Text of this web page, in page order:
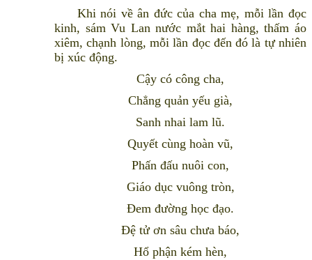
Khi nói về ân đức của cha mẹ, mỗi lần đọc
kinh, sám Vu Lan nước mắt hai hàng, thấm áo
xiêm, chạnh lòng, mỗi lần đọc đến đó là tự nhiên
bị xúc động.
Cậy có công cha,
Chẳng quản yếu già,
Sanh nhai lam lũ.
Quyết cùng hoàn vũ,
Phấn đấu nuôi con,
Giáo dục vuông tròn,
Ðem đường học đạo.
Ðệ tử ơn sâu chưa báo,
Hổ phận kém hèn,